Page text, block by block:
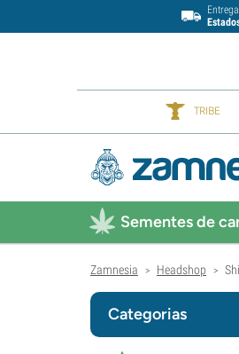
TRIBE
Sementes de
Zamnesia > Headshop >
Categorias